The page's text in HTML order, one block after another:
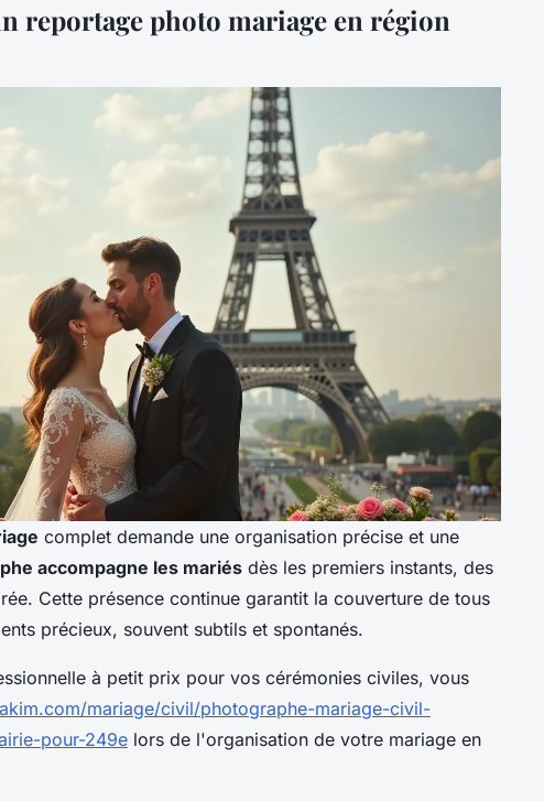
reportage photo mariage en région
complet demande une organisation précise et une
accompagne les mariés dès les premiers instants, des
Cette présence continue garantit la couverture de tous
précieux, souvent subtils et spontanés.
à petit prix pour vos cérémonies civiles, vous
mariage/civil/photographe-mariage-civil-
pour-249e lors de l'organisation de votre mariage en